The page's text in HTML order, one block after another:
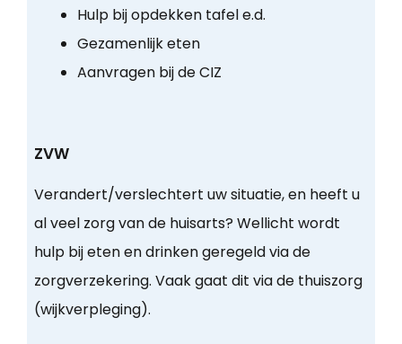
Hulp bij opdekken tafel e.d.
Gezamenlijk eten
Aanvragen bij de CIZ
ZVW
Verandert/verslechtert uw situatie, en heeft u
al veel zorg van de huisarts? Wellicht wordt
hulp bij eten en drinken geregeld via de
zorgverzekering. Vaak gaat dit via de thuiszorg
(wijkverpleging).